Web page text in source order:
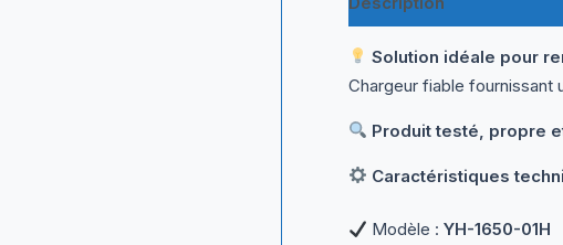
Solution idéale pour
Chargeur fiable fournissant
Produit testé, propre
Caractéristiques
Modèle : YH-1650-01H